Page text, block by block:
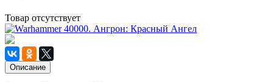
Товар отсутствует
Описание